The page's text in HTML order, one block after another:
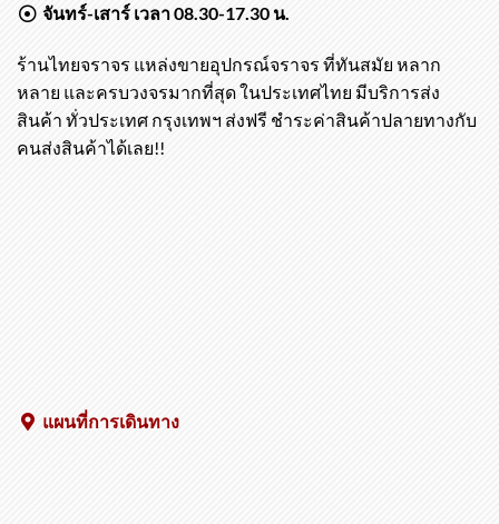
จันทร์-เสาร์ เวลา 08.30-17.30 น.
ร้านไทยจราจร แหล่งขายอุปกรณ์จราจร ที่ทันสมัย หลาก
หลาย และครบวงจรมากที่สุด ในประเทศไทย มีบริการส่ง
สินค้า ทั่วประเทศ กรุงเทพฯ ส่งฟรี ชำระค่าสินค้าปลายทางกับ
คนส่งสินค้าได้เลย!!
แผนที่การเดินทาง